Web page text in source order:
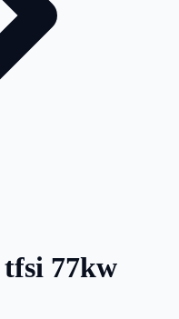
tfsi 77kw